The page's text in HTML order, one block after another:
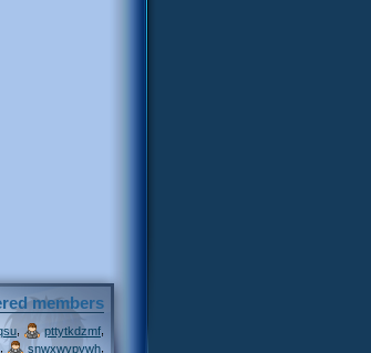
members
pttytkdzmf
snwxwvpywh